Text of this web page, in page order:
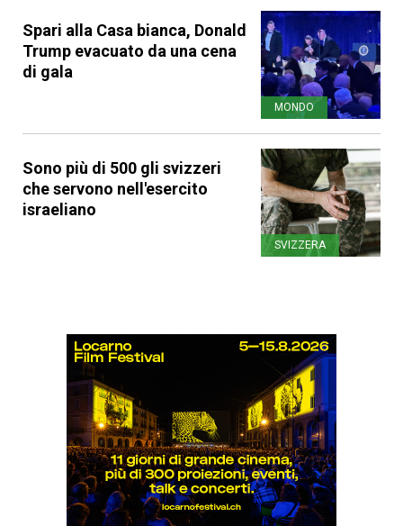
Spari alla Casa bianca, Donald
Trump evacuato da una cena
di gala
MONDO
Sono più di 500 gli svizzeri
che servono nell'esercito
israeliano
SVIZZERA